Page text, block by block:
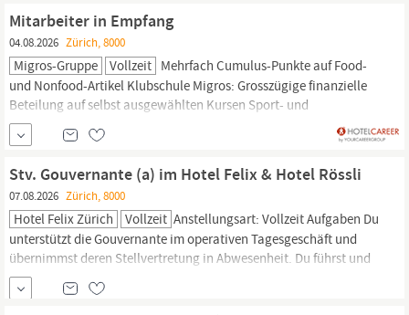
Mitarbeiter in Empfang
04.08.2026 Zürich, 8000
Migros-Gruppe Vollzeit Mehrfach Cumulus-Punkte auf Food-
und Nonfood-Artikel Klubschule Migros: Grosszügige finanzielle
Beteilung auf selbst ausgewählten Kursen Sport- und
Fitnessangebote: Kostenbeteiligungen an Abos von über 50
Migros-Fitness, Wellnes-, Aquaparks
Abgeschlossene
oder Ausbildung in der...
Stv. Gouvernante (a) im Hotel Felix & Hotel Rössli
07.08.2026 Zürich, 8000
Hotel Felix Zürich Vollzeit Anstellungsart: Vollzeit Aufgaben Du
unterstützt die Gouvernante im operativen Tagesgeschäft und
übernimmst deren Stellvertretung in Abwesenheit. Du führst und
motivierst unser Housekeeping-Team und sorgst für reibungslose
Abläufe im Tagesgeschäft. Du behältst den Überblick über